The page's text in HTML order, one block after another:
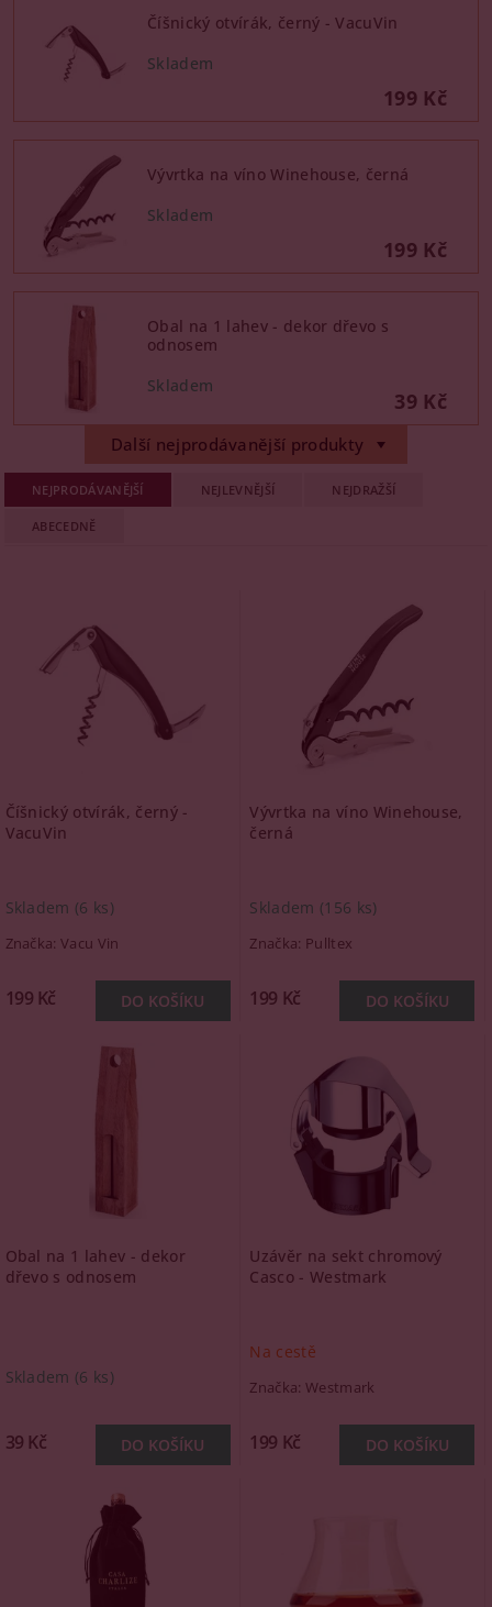
Číšnický otvírák, černý - VacuVin
199 Kč
Vývrtka na víno Winehouse, černá
199 Kč
Obal na 1 lahev - dekor dřevo s
odnosem
39 Kč
Další nejprodávanější produkty
NEJPRODÁVANĚJŠÍ NEJLEVNĚJŠÍ NEJDRAŽŠÍ
ABECEDNĚ
Číšnický otvírák, černý -
VacuVin
Skladem (6 ks)
Značka:Vacu Vin
199 Kč
Vývrtka na víno Winehouse,
černá
Skladem (156 ks)
Značka: Pulltex
199 Kč
Obal na 1 lahev - dekor
dřevo s odnosem
Skladem (6 ks)
39 Kč
Uzávěr na sekt chromový
Casco - Westmark
Na cestě
Značka: Westmark
199 Kč